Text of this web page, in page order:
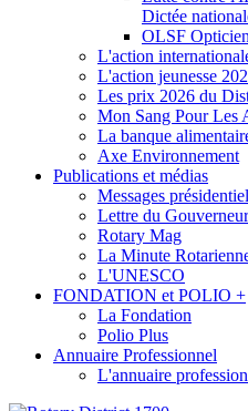
Dictée
OLSF
L'action
L'action jeunesse
Les prix 2026 du
Mon Sang Pour Les
La banque
Axe Environnement
Publications et médias
Messages
Lettre du Gouverneur
Rotary Mag
La Minute
L'UNESCO
FONDATION et POLIO +
La Fondation
Polio Plus
Annuaire Professionnel
L'annuaire